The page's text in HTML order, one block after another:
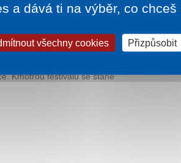
slavnostní kapitolu, která
Kmotrou festivalu se stane
a dává ti na výběr, co chceš
všechny cookies Přizpůsobit